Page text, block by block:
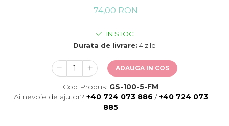
74,00 RON
IN STOC
Durata de livrare: 4 zile
ADAUGA IN COS
Cod Produs: GS-100-5-FM
Ai nevoie de ajutor? +40 724 073 886 /+40 724 073
885